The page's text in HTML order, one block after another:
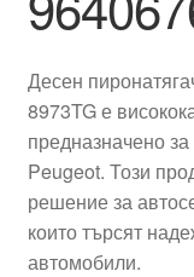
Количка
Контакт
Моята сметка
Десен
8973TG е
предназначено
Peugeot. Този
решение за
които търсят
автомобили.